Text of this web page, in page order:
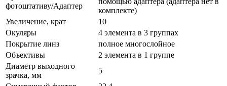
фотоштативу/Адаптер
комплекте)
Увеличение, крат
10
Окуляры
4 элемента в 3 группах
Покрытие линз
полное многослойное
Объективы
2 элемента в 1 группе
Диаметр выходного
зрачка, мм
5